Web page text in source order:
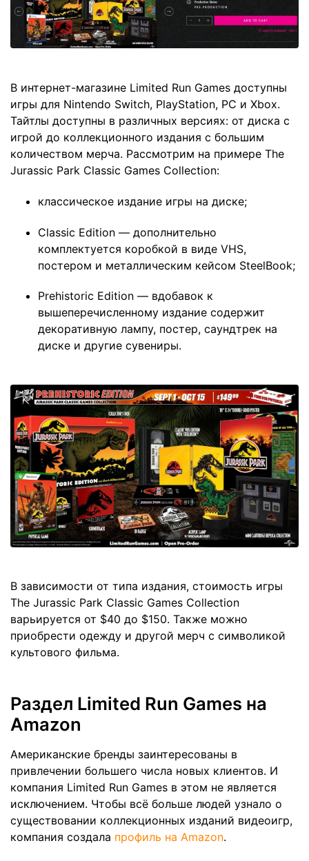
В интернет-магазине Limited Run Games доступны
игры для Nintendo Switch, PlayStation, PC и Xbox.
Тайтлы доступны в различных версиях: от диска с
игрой до коллекционного издания с большим
количеством мерча. Рассмотрим на примере The
Jurassic Park Classic Games Collection:
классическое издание игры на диске;
Classic Edition — дополнительно
комплектуется коробкой в виде VHS,
постером и металлическим кейсом SteelBook;
Prehistoric Edition — вдобавок к
вышеперечисленному издание содержит
декоративную лампу, постер, саундтрек на
диске и другие сувениры.
В зависимости от типа издания, стоимость игры
The Jurassic Park Classic Games Collection
варьируется от $40 до $150. Также можно
приобрести одежду и другой мерч с символикой
культового фильма.
Раздел Limited Run Games на
Amazon
Американские бренды заинтересованы в
привлечении большего числа новых клиентов. И
компания Limited Run Games в этом не является
исключением. Чтобы всё больше людей узнало о
существовании коллекционных изданий видеоигр,
компания создала профиль на Amazon.